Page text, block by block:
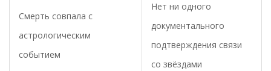
Смерть совпала с
астрологическим
событием
Нет ни одного
документального
подтверждения связи
со звёздами